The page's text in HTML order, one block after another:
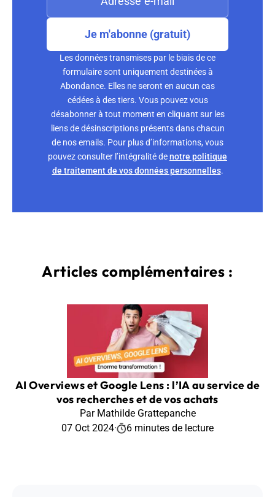
Je m'abonne (gratuit)
Les données transmises par le biais de ce
formulaire sont uniquement destinées à
Abondance. Elles ne seront en aucun cas
cédées à des tiers. Vous pouvez vous
désabonner à tout moment en cliquant sur les
liens de désinscriptions présents dans chacun
de nos emails. Pour plus d’informations, vous
pouvez consulter l’intégralité denotre politique
de traitement de vos données personnelles.
Articles complémentaires :
AI Overviews et Google Lens : l’IA au service de
vos recherches et de vos achats
Par Mathilde Grattepanche
07 Oct 2024· 6 minutes de lecture